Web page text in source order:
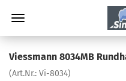
Viessmann 8034MB
(Art.Nr.: Vi-8034)